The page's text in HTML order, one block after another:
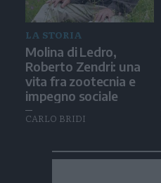
LA STORIA
Molina di Ledro,
Roberto Zendri: una
vita fra zootecnia e
impegno sociale
CARLO BRIDI